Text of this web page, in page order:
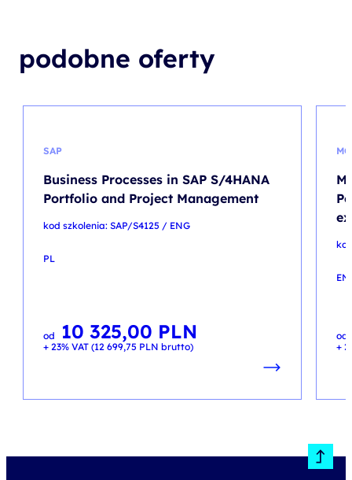
podobne oferty
SAP
Business Processes in SAP S/4HANA
Portfolio and Project Management
kod szkolenia: SAP/S4125 / ENG
PL
od 10 325,00 PLN
+ 23% VAT (12 699,75 PLN brutto)
EN
od
+